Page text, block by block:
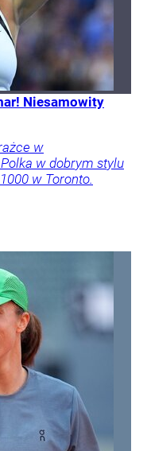
Niesamowity
w
w dobrym stylu
w Toronto.